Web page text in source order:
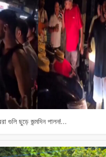
গুলি ছুড়ে জন্মদিন পালন!…